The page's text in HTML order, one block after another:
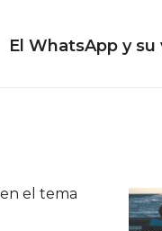
El WhatsApp y
el tema